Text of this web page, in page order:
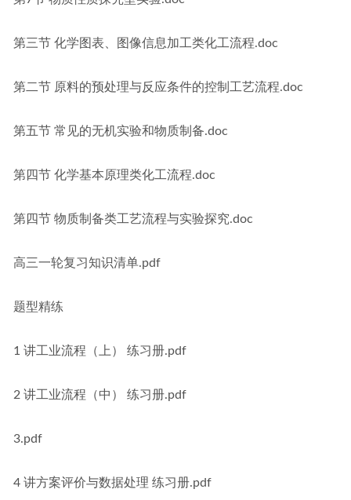
第三节 化学图表、图像信息加工类化工流程.doc
第二节 原料的预处理与反应条件的控制工艺流程.doc
第五节 常见的无机实验和物质制备.doc
第四节 化学基本原理类化工流程.doc
第四节 物质制备类工艺流程与实验探究.doc
高三一轮复习知识清单.pdf
题型精练
1 讲工业流程（上） 练习册.pdf
2 讲工业流程（中） 练习册.pdf
3.pdf
4 讲方案评价与数据处理 练习册.pdf